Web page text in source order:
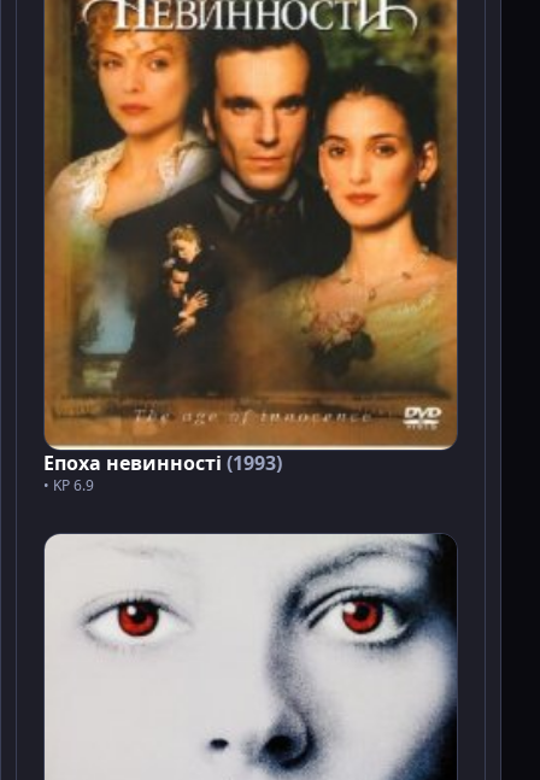
Епоха невинності (1993)
• KP 6.9